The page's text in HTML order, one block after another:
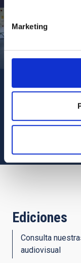
Marketing
Visita del
Ediciones
Consulta
audiovisual